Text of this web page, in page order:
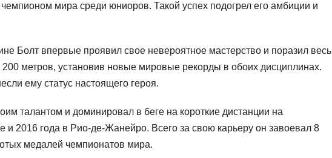
мира среди юниоров. Такой успех подогрел его амбиции и
Болт впервые проявил свое невероятное мастерство и поразил весь
метров, установив новые мировые рекорды в обоих дисциплинах.
ему статус настоящего героя.
талантом и доминировал в беге на короткие дистанции на
и 2016 года в Рио-де-Жанейро. Всего за свою карьеру он завоевал 8
медалей чемпионатов мира.